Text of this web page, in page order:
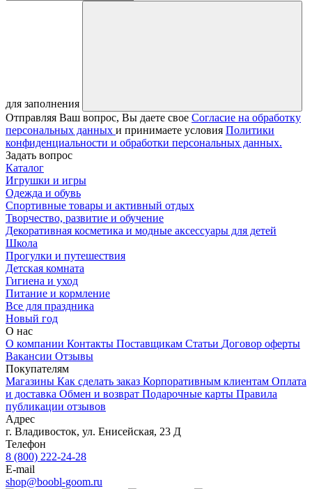
для заполнения
Отправляя Ваш вопрос, Вы даете свое Согласие на обработку
персональных данных и принимаете условия Политики
конфиденциальности и обработки персональных данных.
Задать вопрос
Каталог
Игрушки и игры
Одежда и обувь
Спортивные товары и активный отдых
Творчество, развитие и обучение
Декоративная косметика и модные аксессуары для детей
Школа
Прогулки и путешествия
Детская комната
Гигиена и уход
Питание и кормление
Все для праздника
Новый год
О нас
О компании Контакты Поставщикам Статьи Договор оферты
Вакансии Отзывы
Покупателям
Магазины Как сделать заказ Корпоративным клиентам Оплата
и доставка Обмен и возврат Подарочные карты Правила
публикации отзывов
Адрес
г. Владивосток, ул. Енисейская, 23 Д
Телефон
8 (800) 222-24-28
E-mail
shop@boobl-goom.ru